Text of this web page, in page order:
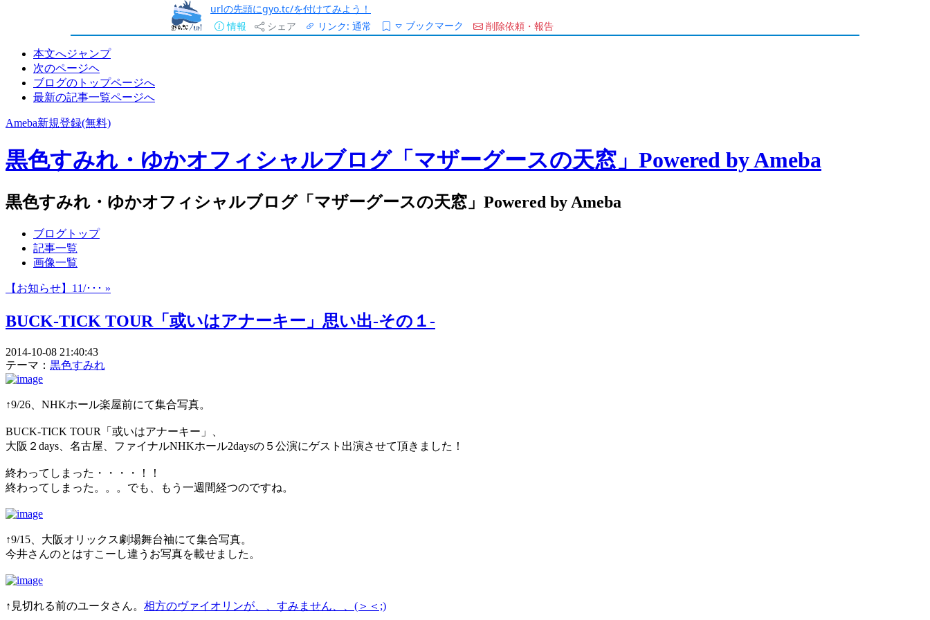
urlの先頭にgyo.tc/を付けてみよう！
情報
シェア リンク: 通常 ブックマーク 削除依頼・報告